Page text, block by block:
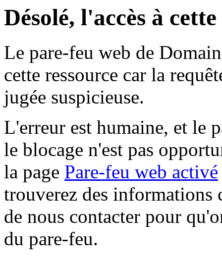
Désolé, l'accès à
Le pare-feu web de
cette ressource car la
jugée suspicieuse.
L'erreur est humaine, et le
le blocage n'est pas
la page Pare-feu web activé
trouverez des informations
de nous contacter pour
du pare-feu.